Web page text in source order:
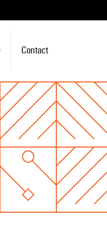
Contact